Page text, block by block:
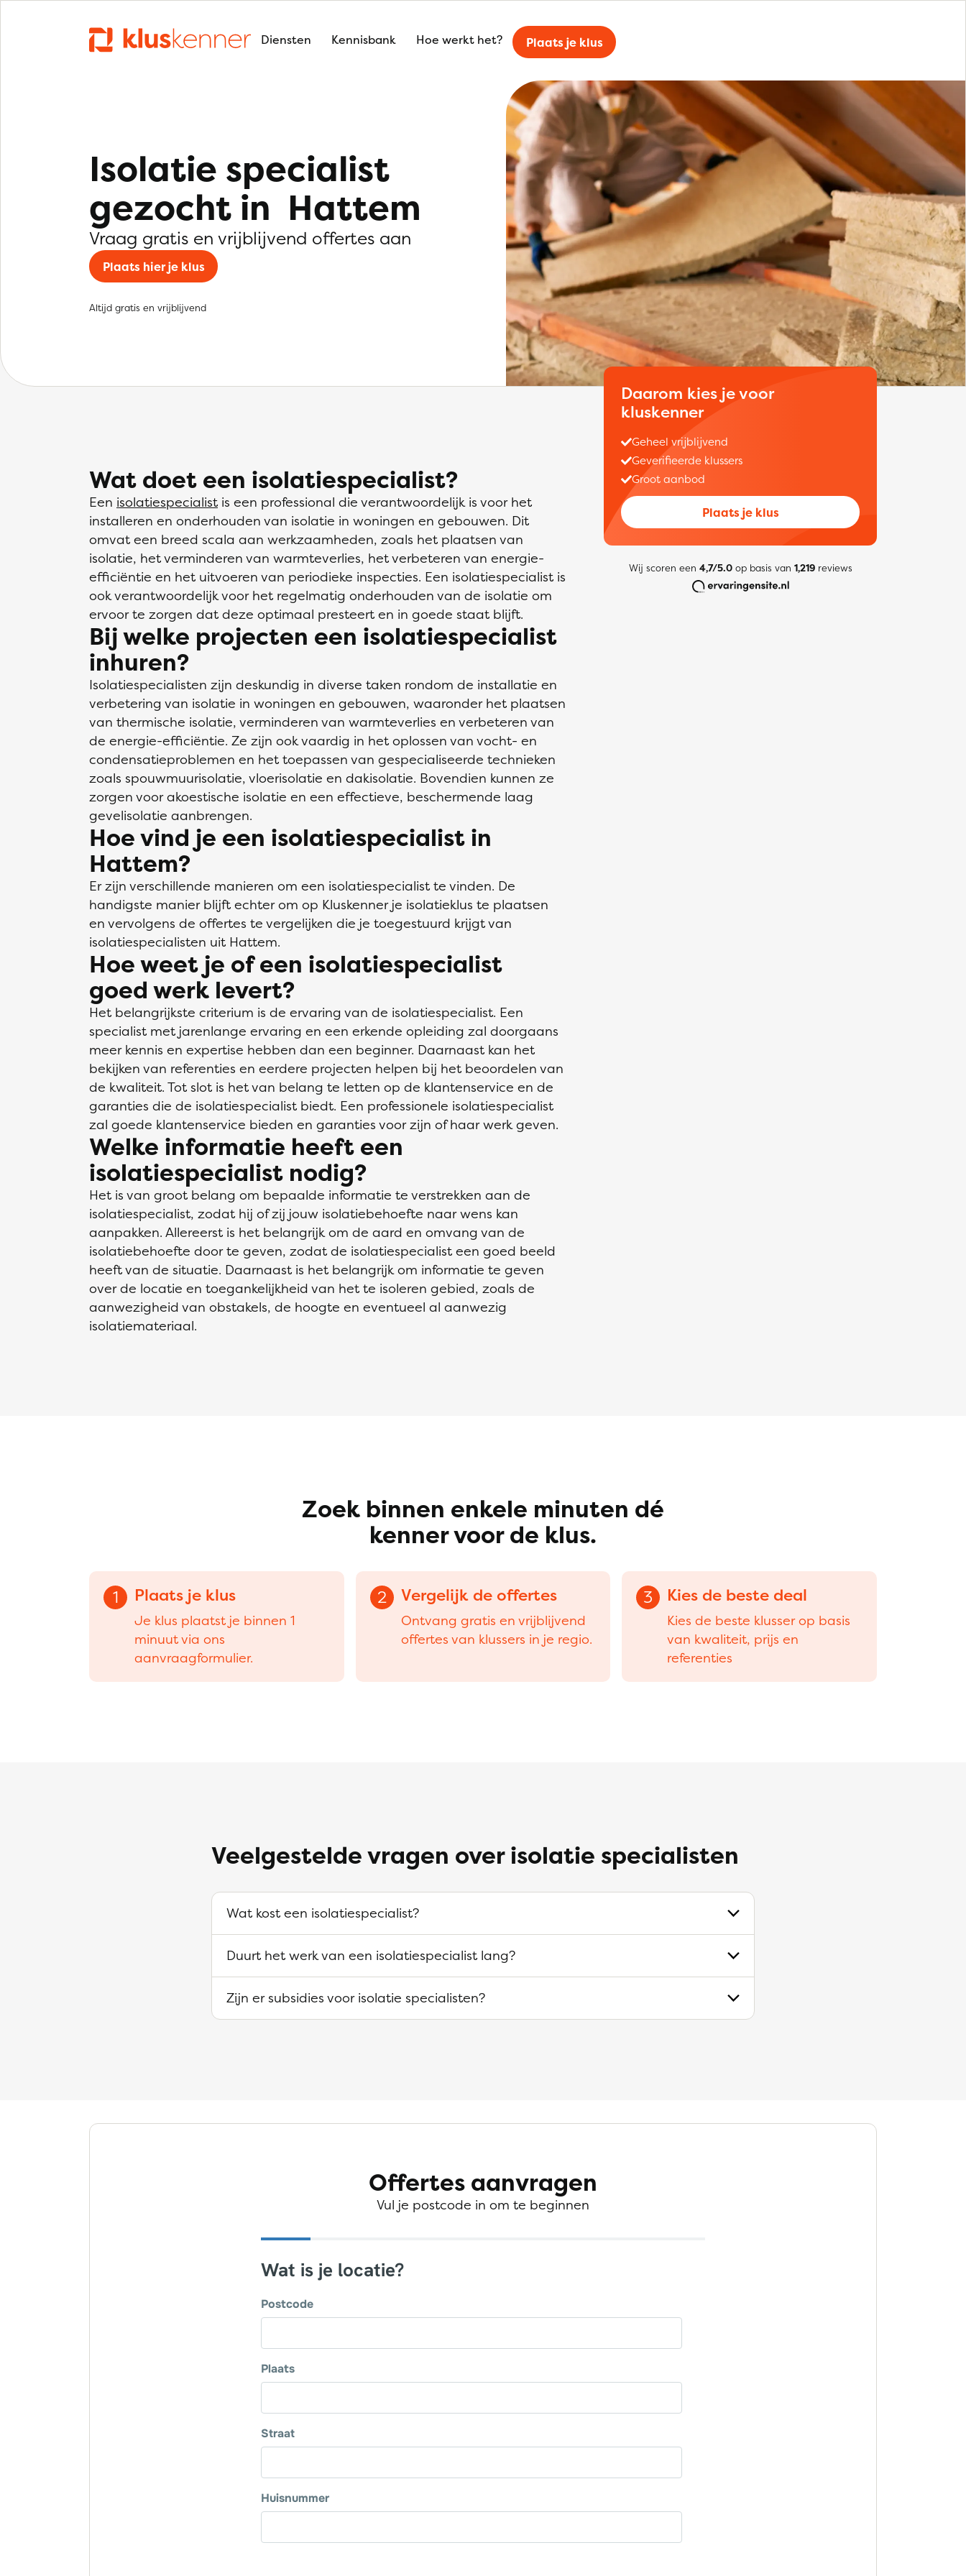
Diensten Kennisbank Hoe werkt het? Plaats je klus
Isolatie specialist
gezocht in Hattem
Vraag gratis en vrijblijvend offertes aan
Plaats hier je klus
Altijd gratis en vrijblijvend
Wat doet een isolatiespecialist?
Een isolatiespecialist is een professional die verantwoordelijk is voor het
installeren en onderhouden van isolatie in woningen en gebouwen. Dit
omvat een breed scala aan werkzaamheden, zoals het plaatsen van
isolatie, het verminderen van warmteverlies, het verbeteren van energie-
efficiëntie en het uitvoeren van periodieke inspecties. Een isolatiespecialist is
ook verantwoordelijk voor het regelmatig onderhouden van de isolatie om
ervoor te zorgen dat deze optimaal presteert en in goede staat blijft.
Bij welke projecten een isolatiespecialist
inhuren?
Isolatiespecialisten zijn deskundig in diverse taken rondom de installatie en
verbetering van isolatie in woningen en gebouwen, waaronder het plaatsen
van thermische isolatie, verminderen van warmteverlies en verbeteren van
de energie-efficiëntie. Ze zijn ook vaardig in het oplossen van vocht- en
condensatieproblemen en het toepassen van gespecialiseerde technieken
zoals spouwmuurisolatie, vloerisolatie en dakisolatie. Bovendien kunnen ze
zorgen voor akoestische isolatie en een effectieve, beschermende laag
gevelisolatie aanbrengen.
Hoe vind je een isolatiespecialist in
Hattem?
Er zijn verschillende manieren om een isolatiespecialist te vinden. De
handigste manier blijft echter om op Kluskenner je isolatieklus te plaatsen
en vervolgens de offertes te vergelijken die je toegestuurd krijgt van
isolatiespecialisten uit Hattem.
Hoe weet je of een isolatiespecialist
goed werk levert?
Het belangrijkste criterium is de ervaring van de isolatiespecialist. Een
specialist met jarenlange ervaring en een erkende opleiding zal doorgaans
meer kennis en expertise hebben dan een beginner. Daarnaast kan het
bekijken van referenties en eerdere projecten helpen bij het beoordelen van
de kwaliteit. Tot slot is het van belang te letten op de klantenservice en de
garanties die de isolatiespecialist biedt. Een professionele isolatiespecialist
zal goede klantenservice bieden en garanties voor zijn of haar werk geven.
Welke informatie heeft een
isolatiespecialist nodig?
Het is van groot belang om bepaalde informatie te verstrekken aan de
isolatiespecialist, zodat hij of zij jouw isolatiebehoefte naar wens kan
aanpakken. Allereerst is het belangrijk om de aard en omvang van de
isolatiebehoefte door te geven, zodat de isolatiespecialist een goed beeld
heeft van de situatie. Daarnaast is het belangrijk om informatie te geven
over de locatie en toegankelijkheid van het te isoleren gebied, zoals de
aanwezigheid van obstakels, de hoogte en eventueel al aanwezig
isolatiemateriaal.
Daarom kies je voor
kluskenner
Geheel vrijblijvend
Geverifieerde klussers
Groot aanbod
Plaats je klus
Wij scoren een 4,7/5.0op basis van 1,219reviews
Zoek binnen enkele minuten dé
kenner voor de klus.
1 Plaats je klus
Je klus plaatst je binnen 1
minuut via ons
aanvraagformulier.
2 Vergelijk de offertes
Ontvang gratis en vrijblijvend
offertes van klussers in je regio.
3 Kies de beste deal
Kies de beste klusser op basis
van kwaliteit, prijs en
referenties
Veelgestelde vragen over isolatie specialisten
Wat kost een isolatiespecialist?
Duurt het werk van een isolatiespecialist lang?
Zijn er subsidies voor isolatie specialisten?
Offertes aanvragen
Vul je postcode in om te beginnen